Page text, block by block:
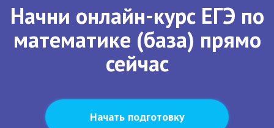
Начни онлайн-курс ЕГЭ по
математике (база) прямо
сейчас
Начать подготовку